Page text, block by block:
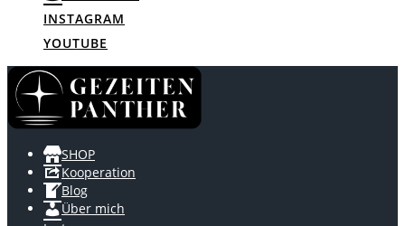
INSTAGRAM
YOUTUBE
SHOP
Kooperation
Blog
Über mich